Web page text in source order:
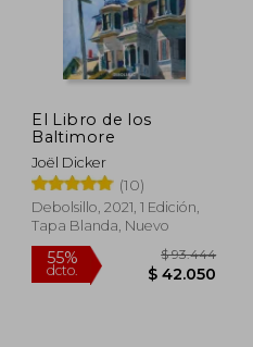
El Libro de los
Baltimore
Joël Dicker
(10)
Debolsillo, 2021, 1 Edición,
Tapa Blanda, Nuevo